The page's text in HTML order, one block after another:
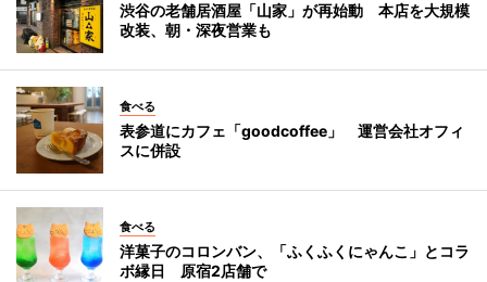
渋谷の老舗居酒屋「山家」が再始動 本店を大規模
改装、朝・深夜営業も
食べる
表参道にカフェ「goodcoffee」 運営会社オフィ
スに併設
食べる
洋菓子のコロンバン、「ふくふくにゃんこ」とコラ
ボ縁日 原宿2店舗で